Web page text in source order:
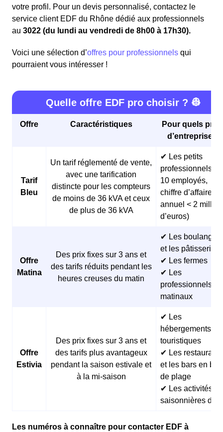
votre profil. Pour un devis personnalisé, contactez le
service client EDF du Rhône dédié aux professionnels
au 3022 (du lundi au vendredi de 8h00 à 17h30).
Voici une sélection d’offres pour professionnels qui
pourraient vous intéresser !
Quelle offre EDF pro choisir ? 👷
Offre Caractéristiques
Pour quels
d’entreprises
Tarif
Bleu
Un tarif réglementé de vente,
avec une tarification
distincte pour les compteurs
de moins de 36 kVA et ceux
de plus de 36 kVA
✔ Les petits
professionnels (<
10 employés,
chiffre d’affaires
annuel < 2
d’euros)
Offre
Matina
Des prix fixes sur 3 ans et
des tarifs réduits pendant les
heures creuses du matin
✔ Les
et les pâtisseries
✔ Les fermes
✔ Les
professionnels
matinaux
Offre
Estivia
Des prix fixes sur 3 ans et
des tarifs plus avantageux
pendant la saison estivale et
à la mi-saison
✔ Les
hébergements
touristiques
✔ Les restaurants
et les bars en
de plage
✔ Les activités
saisonnières
Les numéros à connaître pour contacter EDF à